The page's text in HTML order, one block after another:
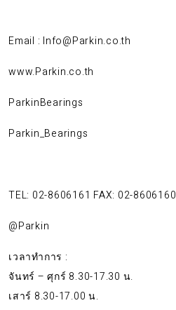
Email : Info@Parkin.co.th
www.Parkin.co.th
ParkinBearings
Parkin_Bearings
TEL: 02-8606161 FAX: 02-8606160
@Parkin
เวลาทำการ :
จันทร์ – ศุกร์ 8.30-17.30 น.
เสาร์ 8.30-17.00 น.